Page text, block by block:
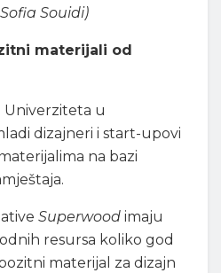
Souidi)
materijali od
Univerziteta u
dizajneri i start-upovi
na bazi
Superwood imaju
resursa koliko god
materijal za dizajn